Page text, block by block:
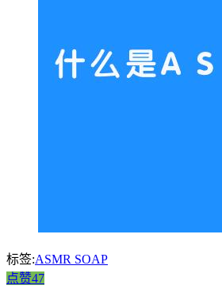
标签:ASMR SOAP
点赞47